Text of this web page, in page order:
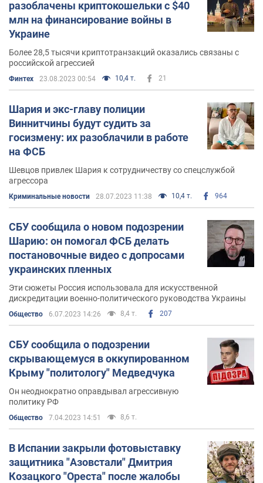
разоблачены криптокошельки с $40
млн на финансирование войны в
Украине
Более 28,5 тысячи криптотранзакций оказались связаны с
российской агрессией
Финтех 23.08.2023 00:54 10,4 т. 21
Шария и экс-главу полиции
Виннитчины будут судить за
госизмену: их разоблачили в работе
на ФСБ
Шевцов привлек Шария к сотрудничеству со спецслужбой
агрессора
Криминальные новости 28.07.2023 11:38 10,4 т. 964
СБУ сообщила о новом подозрении
Шарию: он помогал ФСБ делать
постановочные видео с допросами
украинских пленных
Эти сюжеты Россия использовала для искусственной
дискредитации военно-политического руководства Украины
Общество 6.07.2023 14:26 8,4 т. 207
СБУ сообщила о подозрении
скрывающемуся в оккупированном
Крыму "политологу" Медведчука
Он неоднократно оправдывал агрессивную
политику РФ
Общество 7.04.2023 14:51 8,6 т.
В Испании закрыли фотовыставку
защитника "Азовстали" Дмитрия
Козацкого "Ореста" после жалобы